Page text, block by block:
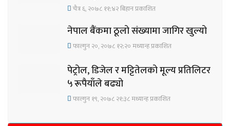
चैत्र ६, २०७८ ११;४२ बिहान प्रकाशित
नेपाल बैंकमा ठूलो संख्यामा जागिर खुल्यो
फाल्गुन २०, २०७८ १२;२० मध्यान्ह प्रकाशित
पेट्रोल, डिजेल र मट्टितेलको मूल्य प्रतिलिटर
५ रूपैयाँले बढ्यो
फाल्गुन १९, २०७८ २१;३८ मध्यान्ह प्रकाशित